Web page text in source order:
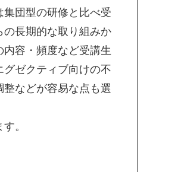
団型の研修と比べ受
長期的な取り組みか
容・頻度など受講生
ゼクティブ向けの不
などが容易な点も選
。